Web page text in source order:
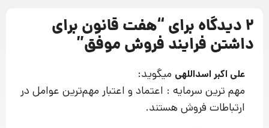
2 دیدگاه برای “ هفت قانون برای
داشتن فرایند فروش موفق”
علی اکبر اسداللهی میگوید:
مهم ترین سرمایه : اعتماد و اعتبار مهم‌ترین عوامل در
ارتباطات فروش هستند.